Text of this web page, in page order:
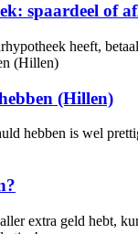
spaardeel of
heeft,
(Hillen)
hebben is wel
extra geld hebt,